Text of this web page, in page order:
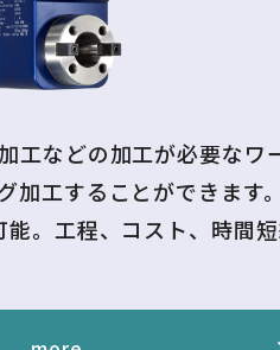
工などの加工が必要なワ
加工することができます
能。工程、コスト、時間